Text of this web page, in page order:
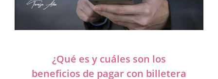
¿Qué es y cuáles son los
beneficios de pagar con billetera